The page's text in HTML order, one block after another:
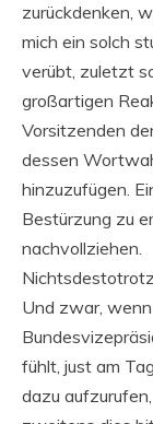
zurückdenken,
mich ein solch
verübt, zuletzt
großartigen
Vorsitzenden
dessen
hinzuzufügen.
Bestürzung zu
nachvollziehen.
Und zwar,
fühlt, just am
dazu